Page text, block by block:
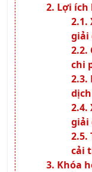
Lợi ích
giải
chi
giải
cải
Khóa